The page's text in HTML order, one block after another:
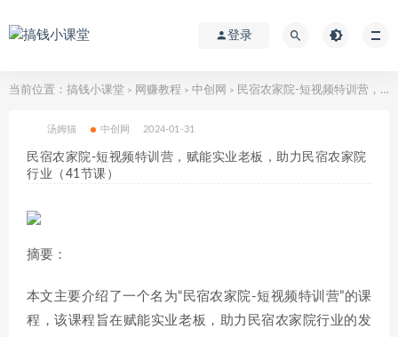
登录
当前位置： 搞钱小课堂 > 网赚教程 > 中创网 > 民宿农家院-短视频特训营，赋能实业老板，助力民宿农家院行业（41节课）
汤姆猫 中创网 2024-01-31
民宿农家院-短视频特训营，赋能实业老板，助力民宿农家院
行业（41节课）
摘要：
本文主要介绍了一个名为“民宿农家院-短视频特训营”的课
程，该课程旨在赋能实业老板，助力民宿农家院行业的发